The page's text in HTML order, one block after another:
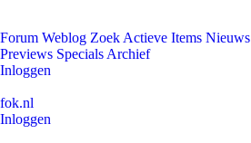
Forum Weblog Zoek Actieve Items Nieuws
Previews Specials Archief
Inloggen
fok.nl
Inloggen